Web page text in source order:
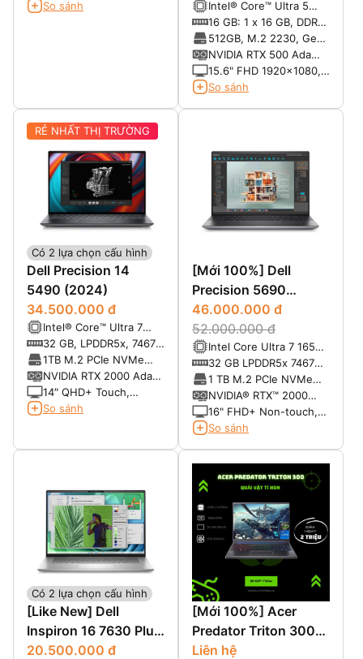
So sánh
Intel® Core™ Ultra 5
135H vPro® Enterprise
(18 MB cache, 14 cores,
18 threads, up to 4.6
GHz, 45W)
16 GB: 1 x 16 GB, DDR5,
5600 MT/s, non-ECC
512GB, M.2 2230, Gen4
PCIe NVMe, SSD, Class
35
NVIDIA RTX 500 Ada
Generation, 4 GB
GDDR6
15.6" FHD 1920x1080,
60Hz, 250 nits, Non-
So sánh
Có 2 lựa chọn cấu hình
RẺ NHẤT THỊ TRƯỜNG
Dell Precision 14
5490 (2024)
34.500.000 đ
Intel® Core™ Ultra 7
165H vPro® Enterprise
(24 MB cache, 16
cores, 22 threads, up
to 5.0 GHz, 45W)
32 GB, LPDDR5x, 7467
MT/s, dual-channel
(onboard)
1TB M.2 PCIe NVMe
Gen 4 2280 SSD, Class
40
NVIDIA RTX 2000 Ada
8GB GDDR6
14″ QHD+ Touch,
2560x1600, 60Hz, 500
So sánh
[Mới 100%] Dell
Precision 5690
Workstation (2024)
46.000.000 đ
52.000.000 đ
Intel Core Ultra 7 165H
vPro Enterprise (24 MB
cache, 16 cor es, 22
threads, up to 5.0 GHz,
45W)
32 GB LPDDR5x 7467
MT/s
1 TB M.2 PCIe NVMe
Gen 4 2280 SSD, Class
40
NVIDIA® RTX™ 2000
Ada 8GB GDDR6
16" FHD+ Non-touch,
1920 x 1200, 60Hz, 500
Camera and Mic
So sánh
Có 2 lựa chọn cấu hình
[Like New] Dell
Inspiron 16 7630 Plus
(2023)
20.500.000 đ
[Mới 100%] Acer
Predator Triton 300
SE PT314-52s-747P
Liên hệ